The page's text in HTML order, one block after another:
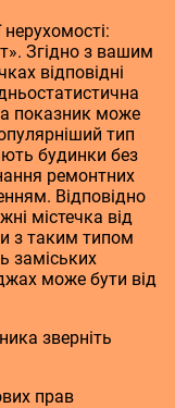
Згідно з вашим
відповідні
показник може
тип
будинки без
ремонтних
Відповідно
містечка від
з таким типом
заміських
може бути від
зверніть
прав